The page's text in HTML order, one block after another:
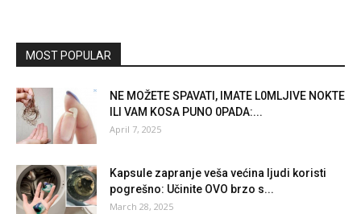
MOST POPULAR
NE MOŽETE SPAVATI, IMATE L0MLJIVE NOKTE
ILI VAM KOSA PUNO 0PADA:...
April 7, 2025
Kapsule zapranje veša većina ljudi koristi
pogrešno: Učinite OVO brzo s...
March 28, 2025